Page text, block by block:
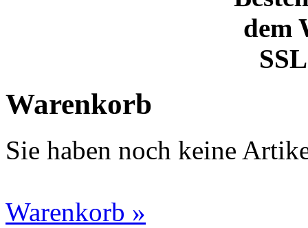
dem
Warenkorb
Sie haben noch keine
Warenkorb »